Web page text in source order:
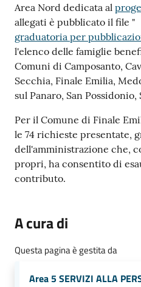
Area Nord dedicata al
allegati è pubblicato il file "
graduatoria per
l'elenco delle famiglie
Comuni di Camposanto,
Secchia, Finale Emilia,
sul Panaro, San Possidonio,
Per il Comune di Finale
le 74 richieste presentate,
dell'amministrazione che,
propri, ha consentito di
contributo.
A cura di
Questa pagina è gestita da
Area 5 SERVIZI ALLA